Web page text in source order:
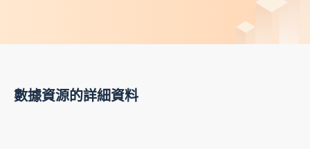
數據資源的詳細資料